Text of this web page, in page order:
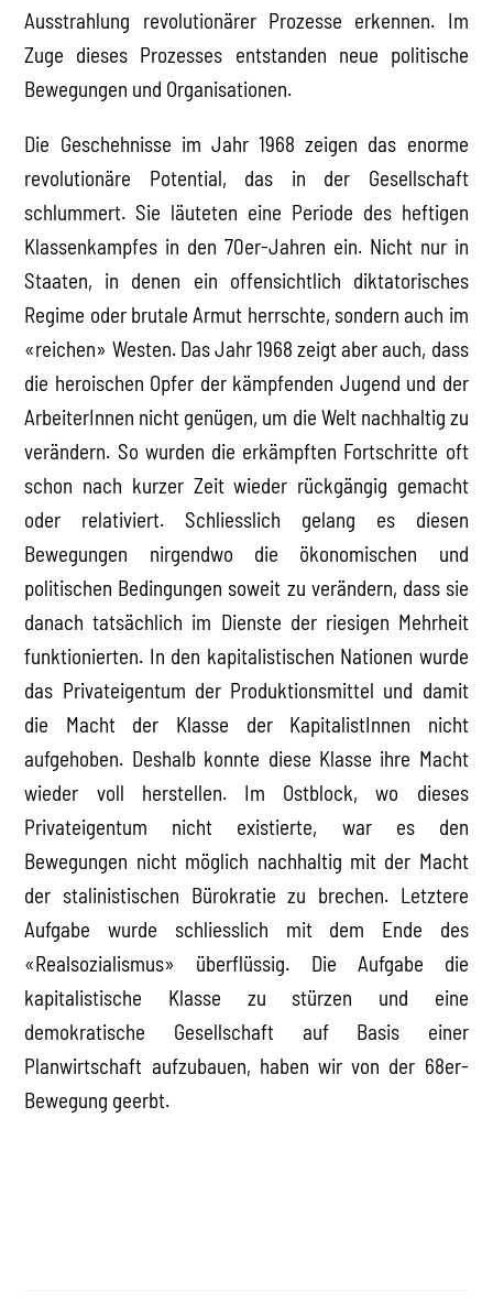
Ausstrahlung revolutionärer Prozesse erkennen. Im
Zuge dieses Prozesses entstanden neue politische
Bewegungen und Organisationen.
Die Geschehnisse im Jahr 1968 zeigen das enorme
revolutionäre Potential, das in der Gesellschaft
schlummert. Sie läuteten eine Periode des heftigen
Klassenkampfes in den 70er-Jahren ein. Nicht nur in
Staaten, in denen ein offensichtlich diktatorisches
Regime oder brutale Armut herrschte, sondern auch im
«reichen» Westen. Das Jahr 1968 zeigt aber auch, dass
die heroischen Opfer der kämpfenden Jugend und der
ArbeiterInnen nicht genügen, um die Welt nachhaltig zu
verändern. So wurden die erkämpften Fortschritte oft
schon nach kurzer Zeit wieder rückgängig gemacht
oder relativiert. Schliesslich gelang es diesen
Bewegungen nirgendwo die ökonomischen und
politischen Bedingungen soweit zu verändern, dass sie
danach tatsächlich im Dienste der riesigen Mehrheit
funktionierten. In den kapitalistischen Nationen wurde
das Privateigentum der Produktionsmittel und damit
die Macht der Klasse der KapitalistInnen nicht
aufgehoben. Deshalb konnte diese Klasse ihre Macht
wieder voll herstellen. Im Ostblock, wo dieses
Privateigentum nicht existierte, war es den
Bewegungen nicht möglich nachhaltig mit der Macht
der stalinistischen Bürokratie zu brechen. Letztere
Aufgabe wurde schliesslich mit dem Ende des
«Realsozialismus» überflüssig. Die Aufgabe die
kapitalistische Klasse zu stürzen und eine
demokratische Gesellschaft auf Basis einer
Planwirtschaft aufzubauen, haben wir von der 68er-
Bewegung geerbt.